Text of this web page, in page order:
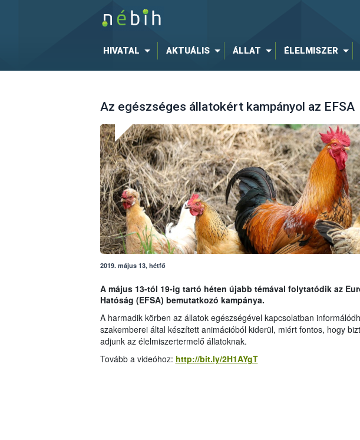
HIVATAL AKTUÁLIS ÁLLAT ÉLELMISZER
Az egészséges állatokért kampányol az EFSA
2019. május 13, hétfő
A május 13-tól 19-ig tartó héten újabb témával folytatódik az
Hatóság (EFSA) bemutatkozó kampánya.
A harmadik körben az állatok egészségével kapcsolatban
szakemberei által készített animációból kiderül, miért fontos, hogy
adjunk az élelmiszertermelő állatoknak.
Tovább a videóhoz: http://bit.ly/2H1AYgT